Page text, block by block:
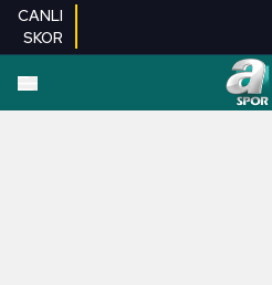
CANLI
SKOR